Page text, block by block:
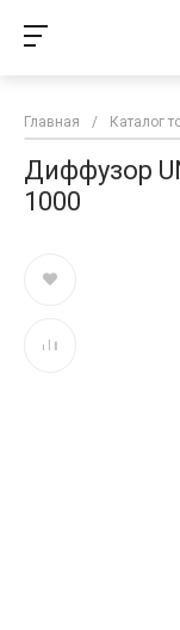
Главная / Каталог
Диффузор
1000